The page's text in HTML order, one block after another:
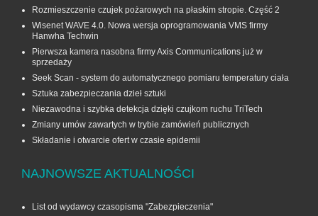
Rozmieszczenie czujek pożarowych na płaskim stropie. Część 2
Wisenet WAVE 4.0. Nowa wersja oprogramowania VMS firmy
Hanwha Techwin
Pierwsza kamera nasobna firmy Axis Communications już w
sprzedaży
Seek Scan - system do automatycznego pomiaru temperatury ciała
Sztuka zabezpieczania dzieł sztuki
Niezawodna i szybka detekcja dzięki czujkom ruchu TriTech
Zmiany umów zawartych w trybie zamówień publicznych
Składanie i otwarcie ofert w czasie epidemii
NAJNOWSZE AKTUALNOŚCI
List od wydawcy czasopisma "Zabezpieczenia"